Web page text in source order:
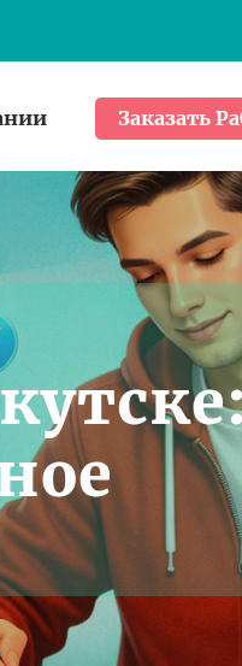
Заказать